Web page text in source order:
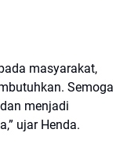
masyarakat,
Semoga
menjadi
ujar Henda.